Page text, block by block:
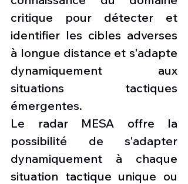
critique pour détecter et
identifier les cibles adverses
à longue distance et s'adapte
dynamiquement aux
situations tactiques
émergentes.
Le radar MESA offre la
possibilité de s'adapter
dynamiquement à chaque
situation tactique unique ou